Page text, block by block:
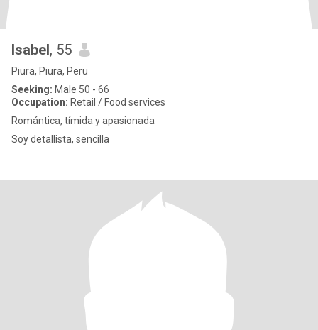
Isabel, 55
Piura, Piura, Peru
Seeking: Male 50 - 66
Occupation: Retail / Food services
Romántica, tímida y apasionada
Soy detallista, sencilla